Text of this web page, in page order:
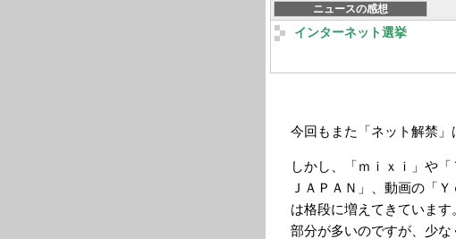
ニュースの感想
インターネット選挙
今回もまた「ネット解禁」
しかし、「ｍｉｘｉ」や
ＪＡＰＡＮ」、動画の「
は格段に増えてきていま
部分が多いのですが、少